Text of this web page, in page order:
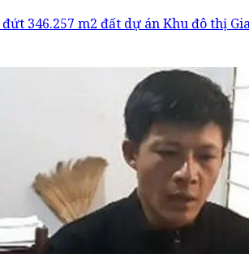
đứt 346.257 m2 đất dự án Khu đô thị